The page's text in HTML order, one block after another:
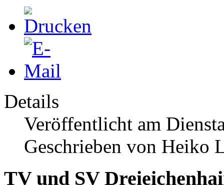
Details
Veröffentlicht am
Geschrieben von Heiko
TV und SV